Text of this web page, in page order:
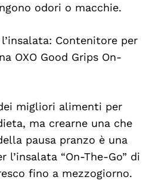
odori o macchie.
Contenitore per
OXO Good Grips On-
migliori alimenti per
ma crearne una che
pausa pranzo è una
“On-The-Go” di
fino a mezzogiorno.